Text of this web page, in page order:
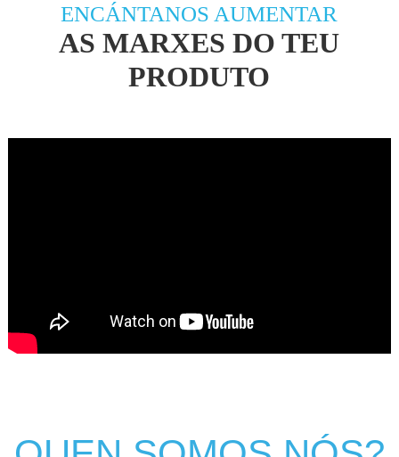
ENCÁNTANOS AUMENTAR
AS MARXES DO TEU
PRODUTO